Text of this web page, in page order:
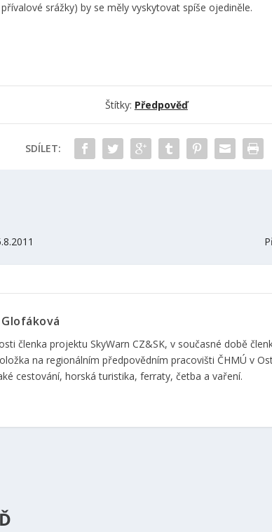
srážky) by se měly vyskytovat spíše ojediněle.
Štítky: Předpověď
SDÍLET:
členka projektu SkyWarn CZ&SK, v současné době
na regionálním předpovědním pracovišti ČHMÚ v
cestování, horská turistika, ferraty, četba a vaření.